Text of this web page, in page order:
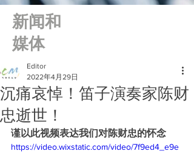
新闻和
媒体
沉痛哀悼！笛子演奏家陈财
忠逝世！
Editor
2022年4月29日
谨以此视频表达我们对陈财忠的怀念
https://video.wixstatic.com/video/7f9ed4_e9e